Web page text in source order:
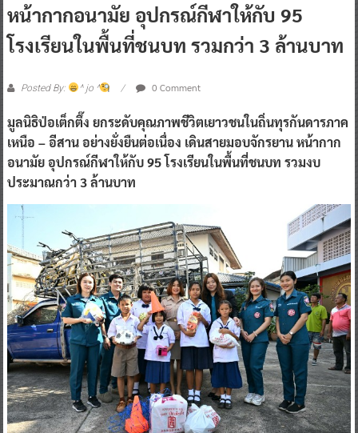
หน้ากากอนามัย อุปกรณ์กีฬาให้กับ 95
โรงเรียนในพื้นที่ชนบท รวมกว่า 3 ล้านบาท
Posted By: ^ jo ^ 0 Comment
มูลนิธิป่อเต็กตึ๊ง ยกระดับคุณภาพชีวิตเยาวชนในถิ่นทุรกันดารภาค
เหนือ – อีสาน อย่างยั่งยืนต่อเนื่อง เดินสายมอบจักรยาน หน้ากาก
อนามัย อุปกรณ์กีฬาให้กับ 95 โรงเรียนในพื้นที่ชนบท รวมงบ
ประมาณกว่า 3 ล้านบาท